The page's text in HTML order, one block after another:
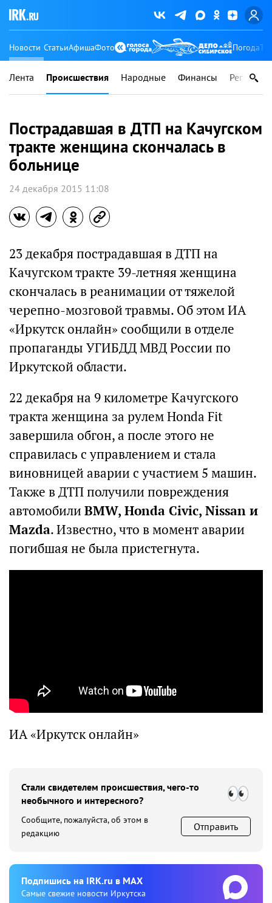
Новости СтатьиАфишаФото Погода
Лента Происшествия Народные Финансы Регионы
Пострадавшая в ДТП на Качугском
тракте женщина скончалась в
больнице
24 декабря 2015 11:08
23 декабря пострадавшая в ДТП на
Качугском тракте 39-летняя женщина
скончалась в реанимации от тяжелой
черепно-мозговой травмы. Об этом ИА
«Иркутск онлайн» сообщили в отделе
пропаганды УГИБДД МВД России по
Иркутской области.
22 декабря на 9 километре Качугского
тракта женщина за рулем Honda Fit
завершила обгон, а после этого не
справилась с управлением и стала
виновницей аварии с участием 5 машин.
Также в ДТП получили повреждения
автомобили BMW, Honda Civic, Nissan и
Mazda. Известно, что в момент аварии
погибшая не была пристегнута.
ИА «Иркутск онлайн»
Стали свидетелем происшествия, чего-то
необычного и интересного?
Сообщите, пожалуйста, об этом в
редакцию
Отправить
Подпишиcь на IRK.ru в MAX
Cамые свежие новости Иркутска